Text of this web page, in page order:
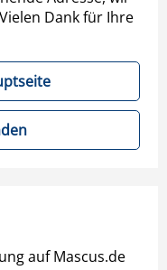
Dank für Ihre
auf Mascus.de